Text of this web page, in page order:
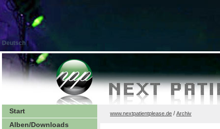
Deutsch|
Start
Alben/Downloads
www.nextpatientplease.de /Archiv